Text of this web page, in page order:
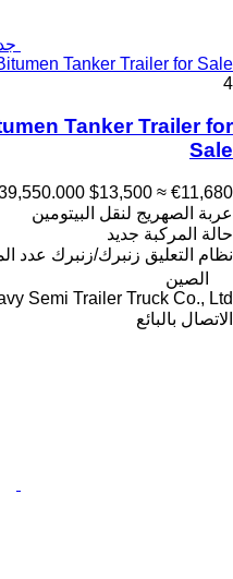
Tanker Trailer for Sale
4
Tanker Trailer for
Sale
$13,500 ≈ €11,680
عربة الصهريج لنقل البيتومين
حالة المركبة جديد
نظام التعليق زنبرك/زنبرك عدد
الصين
Semi Trailer Truck Co., Ltd.
الاتصال بالبائع